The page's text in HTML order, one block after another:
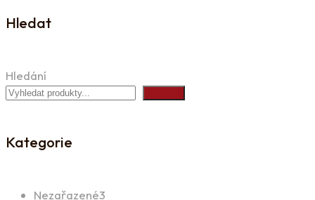
Hledat
Hledání
Kategorie
Nezařazené3